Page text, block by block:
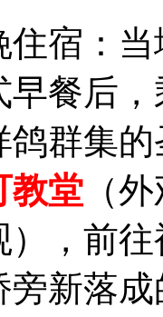
住宿：
早餐后
鸽群集
教堂 （
），前
旁新落